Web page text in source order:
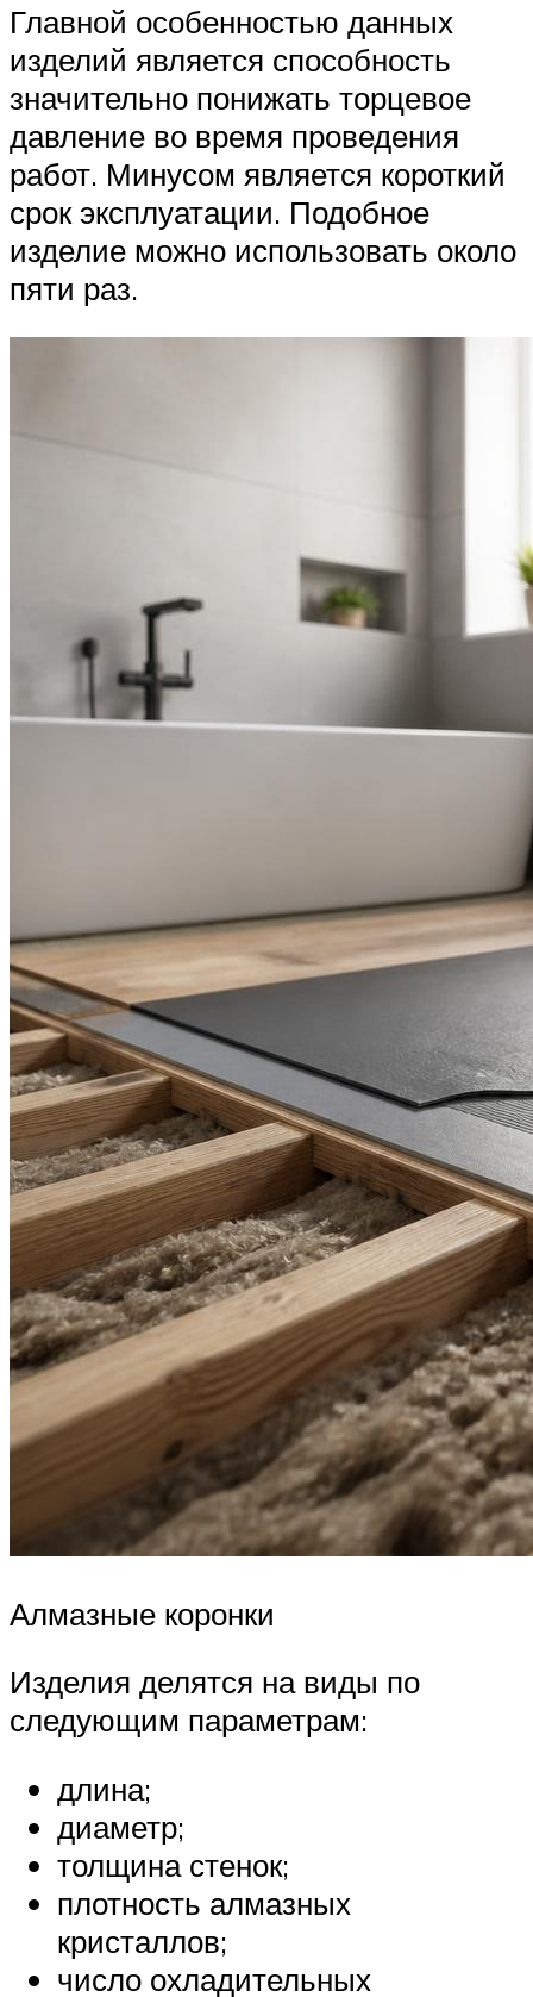
Главной особенностью данных
изделий является способность
значительно понижать торцевое
давление во время проведения
работ. Минусом является короткий
срок эксплуатации. Подобное
изделие можно использовать около
пяти раз.
Алмазные коронки
Изделия делятся на виды по
следующим параметрам:
длина;
диаметр;
толщина стенок;
плотность алмазных
кристаллов;
число охладительных